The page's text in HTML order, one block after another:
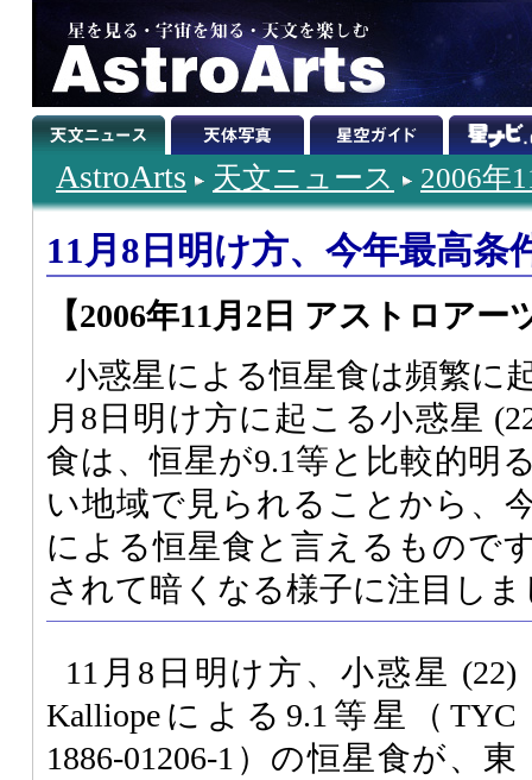
AstroArts 天文ニュース 2006年
11月8日明け方、今年最高条
【2006年11月2日 アストロアー
小惑星による恒星食は頻繁に
月8日明け方に起こる小惑星
食は、恒星が9.1等と比較的明
い地域で見られることから、
による恒星食と言えるもので
されて暗くなる様子に注目し
11月8日明け方、小惑星 (22)
Kalliopeによる9.1等星（TYC
1886-01206-1）の恒星食が、東